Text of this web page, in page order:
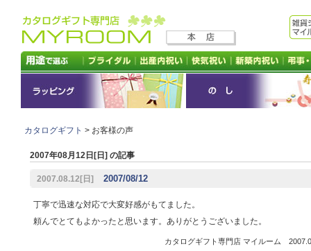
カタログギフト > お客様の声
2007年08月12日[日] の記事
2007.08.12[日] 2007/08/12
丁寧で迅速な対応で大変好感がもてました。
頼んでとてもよかったと思います。ありがとうございました。
カタログギフト専門店 マイルーム